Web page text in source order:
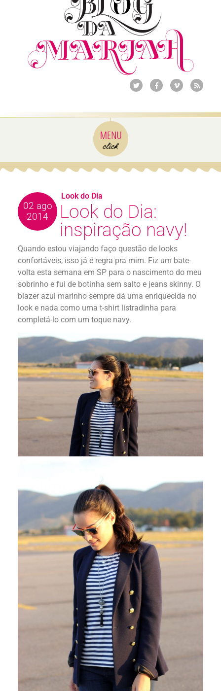
02 ago
2014
Look do Dia:
inspiração navy!
Quando estou viajando faço questão de looks
confortáveis, isso já é regra pra mim. Fiz um bate-
volta esta semana em SP para o nascimento do meu
sobrinho e fui de botinha sem salto e jeans skinny. O
blazer azul marinho sempre dá uma enriquecida no
look e nada como uma t-shirt listradinha para
completá-lo com um toque navy.
Look do Dia